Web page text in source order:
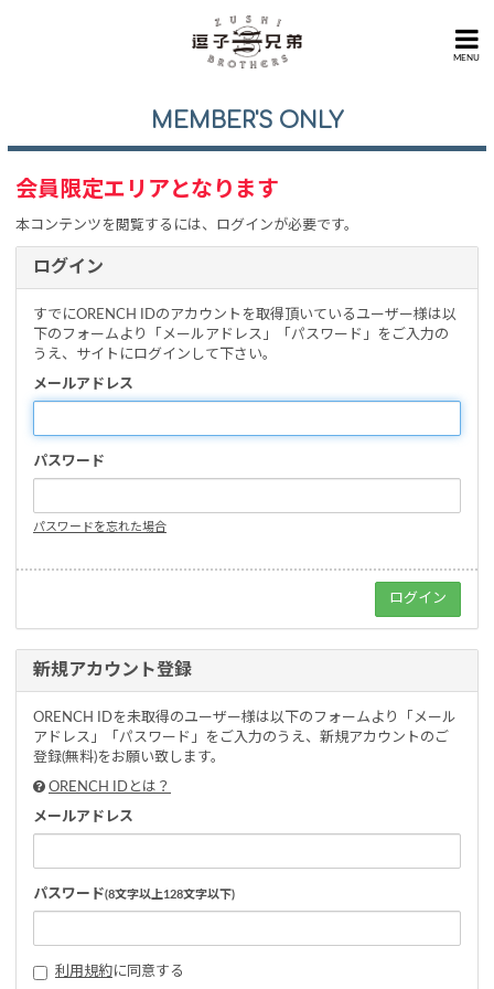
MENU
MEMBER'S ONLY
会員限定エリアとなります
本コンテンツを閲覧するには、ログインが必要です。
ログイン
すでにORENCH IDのアカウントを取得頂いているユーザー様は以
下のフォームより「メールアドレス」「パスワード」をご入力の
うえ、サイトにログインして下さい。
メールアドレス
パスワード
パスワードを忘れた場合
新規アカウント登録
ORENCH IDを未取得のユーザー様は以下のフォームより「メール
アドレス」「パスワード」をご入力のうえ、新規アカウントのご
登録(無料)をお願い致します。
ORENCH IDとは？
メールアドレス
パスワード(8文字以上128文字以下)
利用規約に同意する